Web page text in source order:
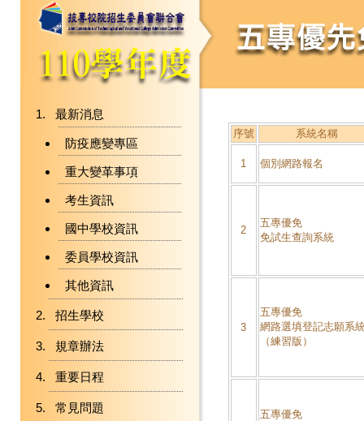
最新消息
防疫應變專區
重大變革事項
考生資訊
國中學校資訊
委員學校資訊
其他資訊
招生學校
規章辦法
重要日程
常見問題
序號 系統名稱
1 個別網路報名
2
五專優免
免試生查詢系統
3
五專優免
網路選填登記志願系
（練習版）
五專優免